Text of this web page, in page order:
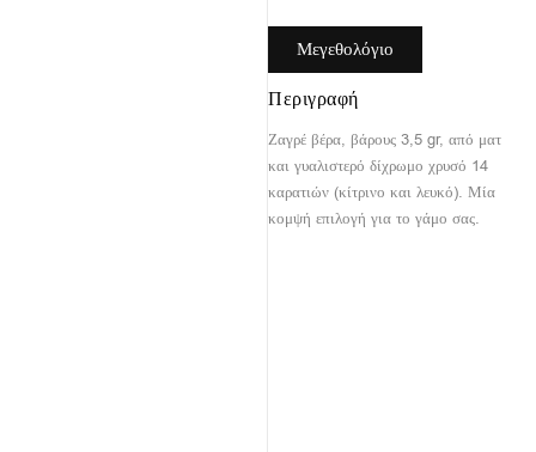
Μεγεθολόγιο
Περιγραφή
Ζαγρέ βέρα, βάρους 3,5 gr, από ματ
και γυαλιστερό δίχρωμο χρυσό 14
καρατιών (κίτρινο και λευκό). Μία
κομψή επιλογή για το γάμο σας.